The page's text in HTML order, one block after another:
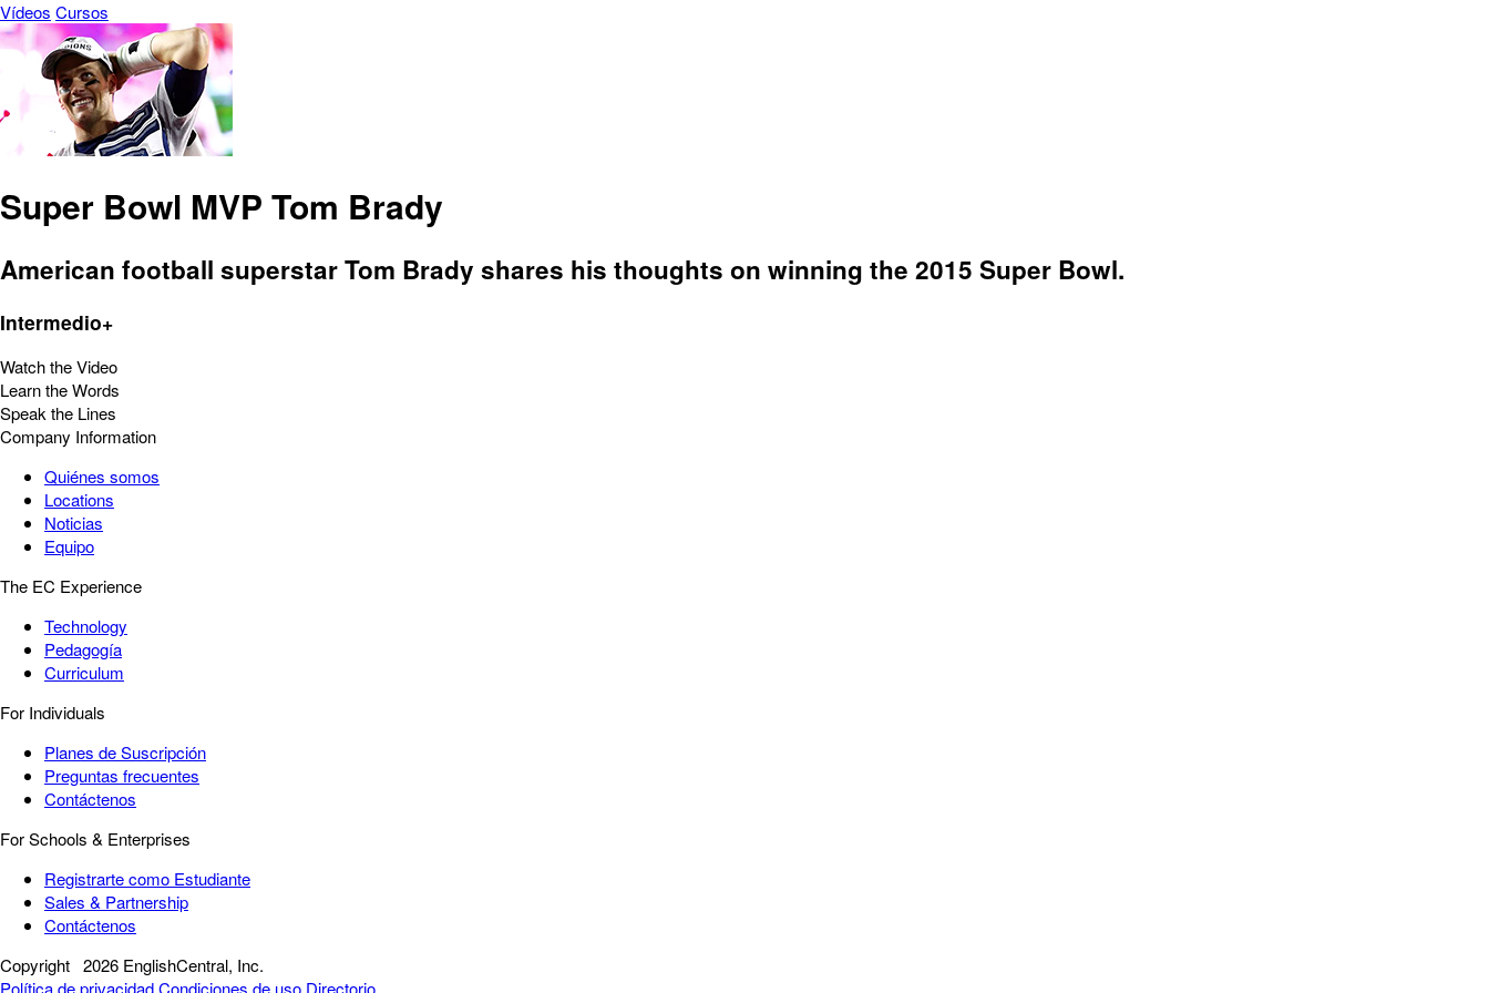
Vídeos Cursos
Super Bowl MVP Tom Brady
American football superstar Tom Brady shares his thoughts on winning the 2015 Super Bowl.
Intermedio+
Watch the Video
Learn the Words
Speak the Lines
Company Information
Quiénes somos
Locations
Noticias
Equipo
The EC Experience
Technology
Pedagogía
Curriculum
For Individuals
Planes de Suscripción
Preguntas frecuentes
Contáctenos
For Schools & Enterprises
Registrarte como Estudiante
Sales & Partnership
Contáctenos
Copyright 2026 EnglishCentral, Inc.